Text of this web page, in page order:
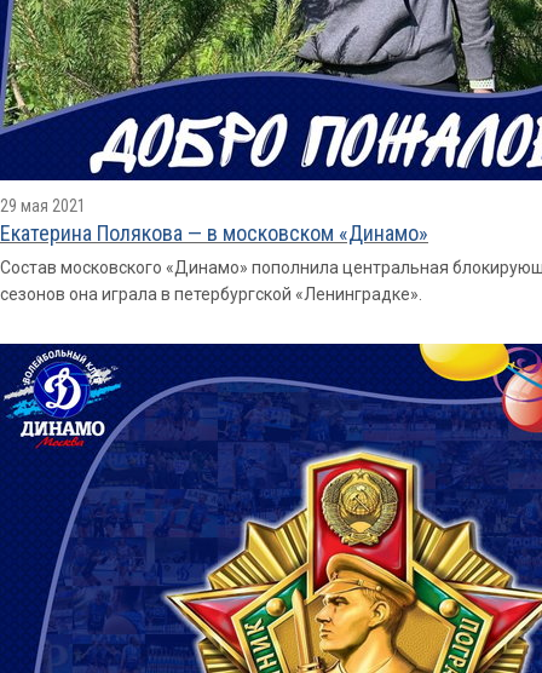
29 мая 2021
Екатерина Полякова — в московском «Динамо»
Состав московского «Динамо» пополнила центральная
сезонов она играла в петербургской «Ленинградке».